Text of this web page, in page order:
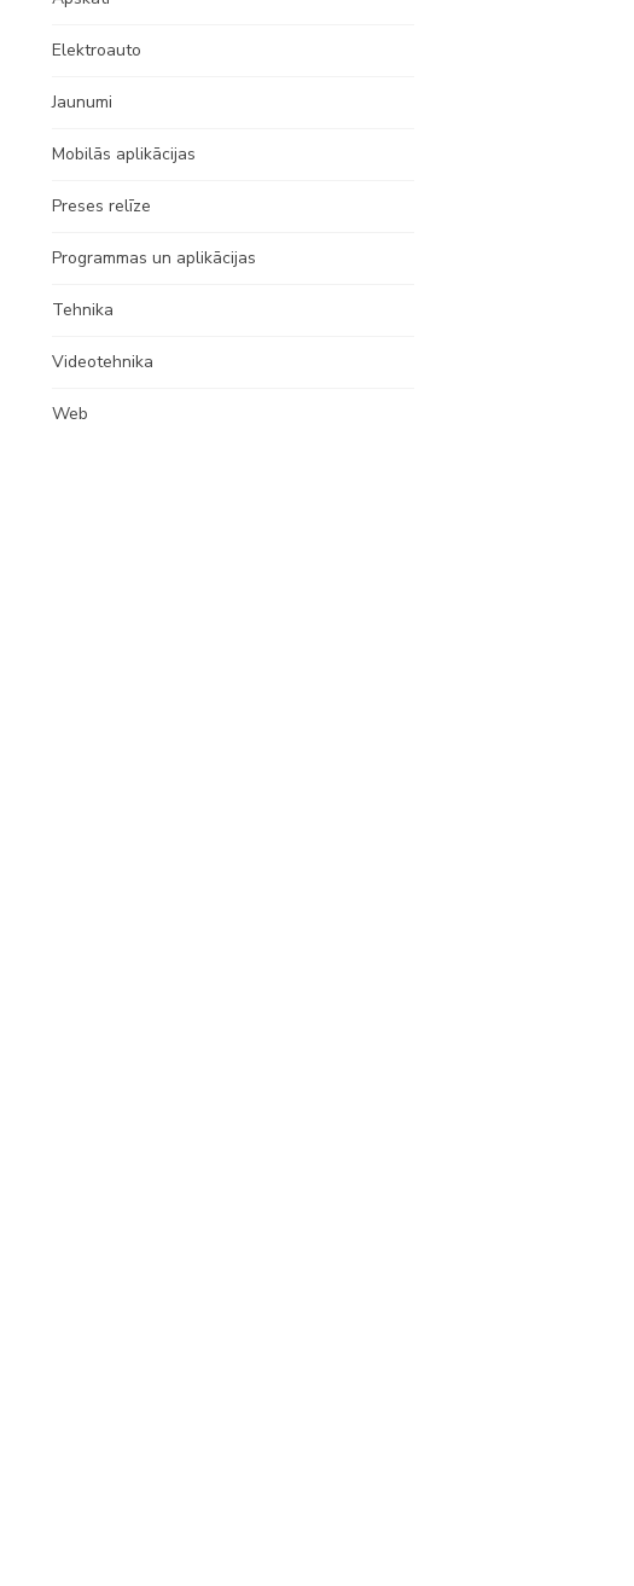
Elektroauto
Jaunumi
Mobilās aplikācijas
Preses relīze
Programmas un aplikācijas
Tehnika
Videotehnika
Web